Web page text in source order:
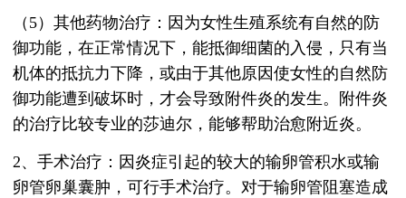
（5）其他药物治疗：因为女性生殖系统有自然的防
御功能，在正常情况下，能抵御细菌的入侵，只有当
机体的抵抗力下降，或由于其他原因使女性的自然防
御功能遭到破坏时，才会导致附件炎的发生。附件炎
的治疗比较专业的莎迪尔，能够帮助治愈附近炎。
2、手术治疗：因炎症引起的较大的输卵管积水或输
卵管卵巢囊肿，可行手术治疗。对于输卵管阻塞造成